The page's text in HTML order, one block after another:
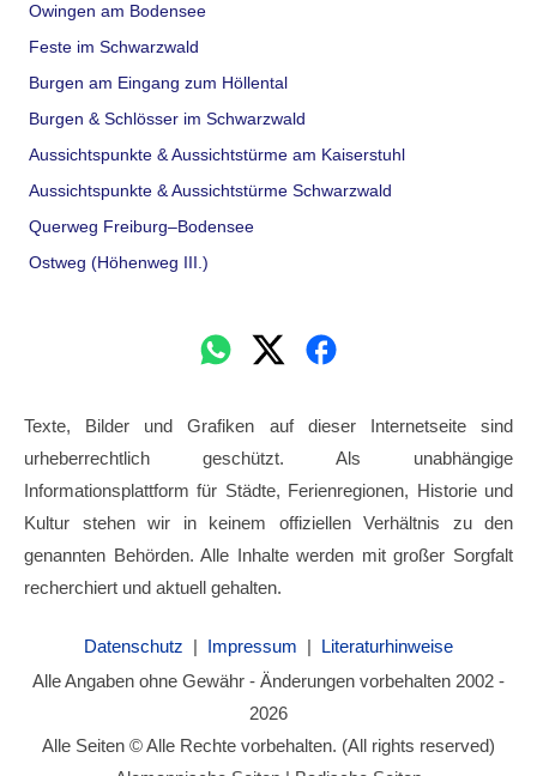
Owingen am Bodensee
Feste im Schwarzwald
Burgen am Eingang zum Höllental
Burgen & Schlösser im Schwarzwald
Aussichtspunkte & Aussichtstürme am Kaiserstuhl
Aussichtspunkte & Aussichtstürme Schwarzwald
Querweg Freiburg–Bodensee
Ostweg (Höhenweg III.)
Texte, Bilder und Grafiken auf dieser Internetseite sind
urheberrechtlich geschützt. Als unabhängige
Informationsplattform für Städte, Ferienregionen, Historie und
Kultur stehen wir in keinem offiziellen Verhältnis zu den
genannten Behörden. Alle Inhalte werden mit großer Sorgfalt
recherchiert und aktuell gehalten.
Datenschutz | Impressum | Literaturhinweise
Alle Angaben ohne Gewähr - Änderungen vorbehalten 2002 -
2026
Alle Seiten © Alle Rechte vorbehalten. (All rights reserved)